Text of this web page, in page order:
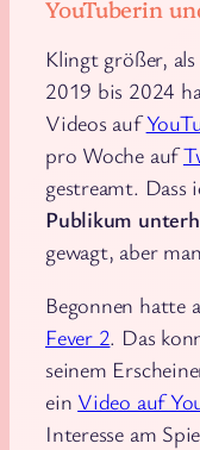
YouTuberin
Klingt größer,
2019 bis 2024
Videos auf
pro Woche auf
gestreamt. Dass
Publikum
gewagt, aber
Begonnen hatte
Fever 2. Das
seinem
ein Video auf
Interesse am